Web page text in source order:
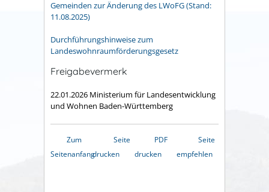
Gemeinden zur Änderung des LWoFG (Stand:
11.08.2025)
Durchführungshinweise zum
Landeswohnraumförderungsgesetz
Freigabevermerk
22.01.2026 Ministerium für Landesentwicklung
und Wohnen Baden-Württemberg
Zum
Seitenanfang
Seite
drucken
PDF
drucken
Seite
empfehlen